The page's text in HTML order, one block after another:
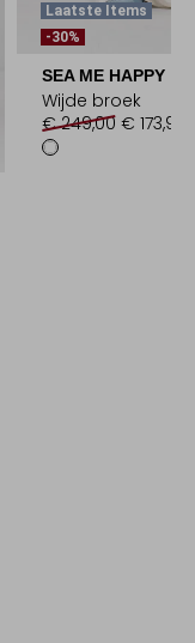
Laatste Items
-30%
SEA ME HAPPY
Wijde broek
€ 249,00 € 173,99